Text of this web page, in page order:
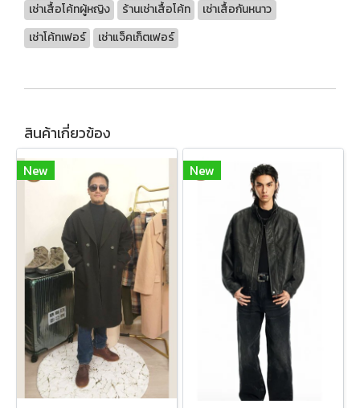
เช่าเสื้อโค้ทผู้หญิง
ร้านเช่าเสื้อโค้ท
เช่าเสื้อกันหนาว
เช่าโค้ทเฟอร์
เช่าแจ็คเก็ตเฟอร์
สินค้าเกี่ยวข้อง
New New